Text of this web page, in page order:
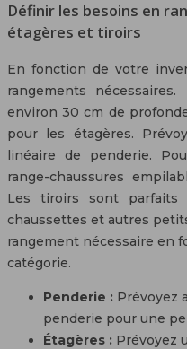
Définir les besoins en
étagères et tiroirs
En fonction de votre
rangements
environ 30 cm de
pour les étagères.
linéaire de penderie.
range-chaussures
Les tiroirs sont parfaits
chaussettes et autres
rangement nécessaire en
catégorie.
Penderie : Prévoyez
penderie pour une
Étagères : Prévoyez